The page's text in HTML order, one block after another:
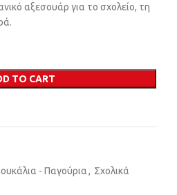
αξεσουάρ για το σχολείο, τη
TO CART
- Παγούρια, Σχολικά